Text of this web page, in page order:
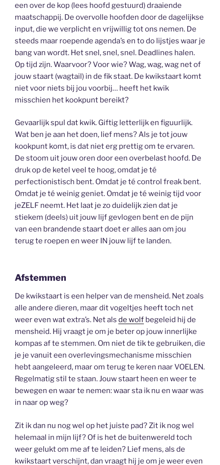
een over de kop (lees hoofd gestuurd) draaiende
maatschappij. De overvolle hoofden door de dagelijkse
input, die we verplicht en vrijwillig tot ons nemen. De
steeds maar roepende agenda’s en to do lijstjes waar je
bang van wordt. Het snel, snel, snel. Deadlines halen.
Op tijd zijn. Waarvoor? Voor wie? Wag, wag, wag net of
jouw staart (wagtail) in de fik staat. De kwikstaart komt
niet voor niets bij jou voorbij… heeft het kwik
misschien het kookpunt bereikt?
Gevaarlijk spul dat kwik. Giftig letterlijk en figuurlijk.
Wat ben je aan het doen, lief mens? Als je tot jouw
kookpunt komt, is dat niet erg prettig om te ervaren.
De stoom uit jouw oren door een overbelast hoofd. De
druk op de ketel veel te hoog, omdat je té
perfectionistisch bent. Omdat je té control freak bent.
Omdat je té weinig geniet. Omdat je té weinig tijd voor
jeZELF neemt. Het laat je zo duidelijk zien dat je
stiekem (deels) uit jouw lijf gevlogen bent en de pijn
van een brandende staart doet er alles aan om jou
terug te roepen en weer IN jouw lijf te landen.
Afstemmen
De kwikstaart is een helper van de mensheid. Net zoals
alle andere dieren, maar dit vogeltjes heeft toch net
weer even wat extra’s. Net als de wolf begeleid hij de
mensheid. Hij vraagt je om je beter op jouw innerlijke
kompas af te stemmen. Om niet de tik te gebruiken, die
je je vanuit een overlevingsmechanisme misschien
hebt aangeleerd, maar om terug te keren naar VOELEN.
Regelmatig stil te staan. Jouw staart heen en weer te
bewegen en waar te nemen: waar sta ik nu en waar was
in naar op weg?
Zit ik dan nu nog wel op het juiste pad? Zit ik nog wel
helemaal in mijn lijf? Of is het de buitenwereld toch
weer gelukt om me af te leiden? Lief mens, als de
kwikstaart verschijnt, dan vraagt hij je om je weer even